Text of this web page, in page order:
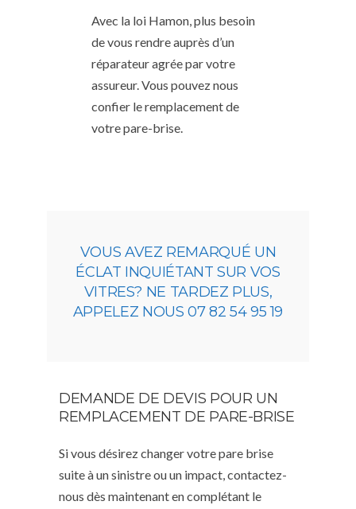
Avec la loi Hamon, plus besoin
de vous rendre auprès d’un
réparateur agrée par votre
assureur. Vous pouvez nous
confier le remplacement de
votre pare-brise.
VOUS AVEZ REMARQUÉ UN
ÉCLAT INQUIÉTANT SUR VOS
VITRES? NE TARDEZ PLUS,
APPELEZ NOUS 07 82 54 95 19
DEMANDE DE DEVIS POUR UN
REMPLACEMENT DE PARE-BRISE
Si vous désirez changer votre pare brise
suite à un sinistre ou un impact, contactez-
nous dès maintenant en complétant le